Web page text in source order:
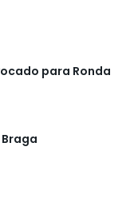
para Ronda